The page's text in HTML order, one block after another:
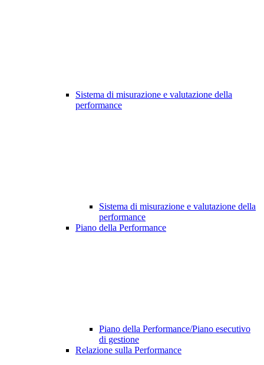
Sistema di misurazione e valutazione della
performance
Sistema di misurazione e valutazione della
performance
Piano della Performance
Piano della Performance/Piano esecutivo
di gestione
Relazione sulla Performance